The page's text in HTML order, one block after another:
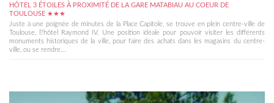
HÔTEL 3 ÉTOILES À PROXIMITÉ DE LA GARE MATABIAU AU COEUR DE
TOULOUSE ★★★
Juste à une poignée de minutes de la Place Capitole, se trouve en plein centre-ville de
Toulouse, l?hôtel Raymond IV. Une position idéale pour pouvoir visiter les différents
monuments historiques de la ville, pour faire des achats dans les magasins du centre-
ville, ou se rendre...